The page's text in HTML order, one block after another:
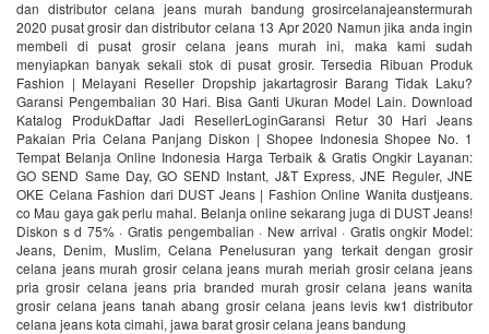
dan distributor celana jeans murah bandung grosircelanajeanstermurah
2020 pusat grosir dan distributor celana 13 Apr 2020 Namun jika anda ingin
membeli di pusat grosir celana jeans murah ini, maka kami sudah
menyiapkan banyak sekali stok di pusat grosir. Tersedia Ribuan Produk
Fashion | Melayani Reseller Dropship‎ jakartagrosir Barang Tidak Laku?
Garansi Pengembalian 30 Hari. Bisa Ganti Ukuran Model Lain. Download
Katalog ProdukDaftar Jadi ResellerLoginGaransi Retur 30 Hari Jeans
Pakaian Pria Celana Panjang Diskon | Shopee Indonesia‎ Shopee No. 1
Tempat Belanja Online Indonesia Harga Terbaik & Gratis Ongkir Layanan:
GO SEND Same Day, GO SEND Instant, J&T Express, JNE Reguler, JNE
OKE Celana Fashion dari DUST Jeans | Fashion Online Wanita‎ dustjeans.
co Mau gaya gak perlu mahal. Belanja online sekarang juga di DUST Jeans!
Diskon s d 75% · Gratis pengembalian · New arrival · Gratis ongkir Model:
Jeans, Denim, Muslim, Celana Penelusuran yang terkait dengan grosir
celana jeans murah grosir celana jeans murah meriah grosir celana jeans
pria grosir celana jeans pria branded murah grosir celana jeans wanita
grosir celana jeans tanah abang grosir celana jeans levis kw1 distributor
celana jeans kota cimahi, jawa barat grosir celana jeans bandung